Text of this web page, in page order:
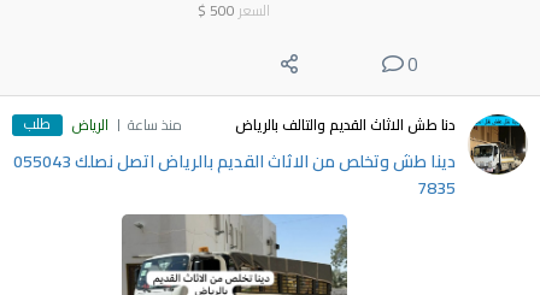
السعر 500
$
0
دنا طش الاثاث القديم والتالف بالرياض منذ ساعة الرياض طلب
دينا طش وتخلص من الاثاث القديم بالرياض اتصل نصلك 055043
7835